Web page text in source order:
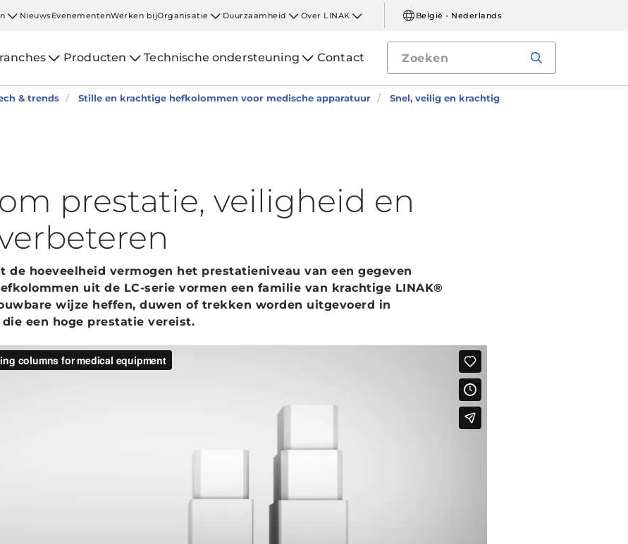
NieuwsEvenementenWerken bijOrganisatie Duurzaamheid Over LINAK België - Nederlands
Producten Technische ondersteuning Contact
& trends Stille en krachtige hefkolommen voor medische apparatuur Snel, veilig en krachtig
prestatie, veiligheid en
de hoeveelheid vermogen het prestatieniveau van een gegeven
uit de LC-serie vormen een familie van krachtige LINAK®
wijze heffen, duwen of trekken worden uitgevoerd in
een hoge prestatie vereist.